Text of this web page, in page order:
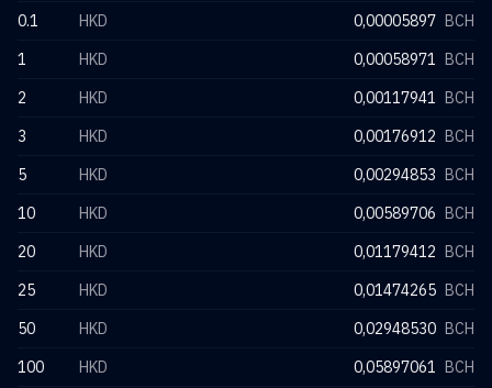
0.1
HKD 0,00005897 BCH
1
HKD 0,00058971 BCH
2
HKD 0,00117941 BCH
3
HKD 0,00176912 BCH
5
HKD 0,00294853 BCH
10
HKD 0,00589706 BCH
20
HKD 0,01179412 BCH
25
HKD 0,01474265 BCH
50
HKD 0,02948530 BCH
100
HKD 0,05897061 BCH